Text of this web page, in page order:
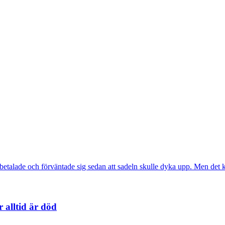
och förväntade sig sedan att sadeln skulle dyka upp. Men
alltid är död